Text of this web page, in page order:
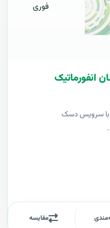
فوری
با سرویس دسک
مقایسه